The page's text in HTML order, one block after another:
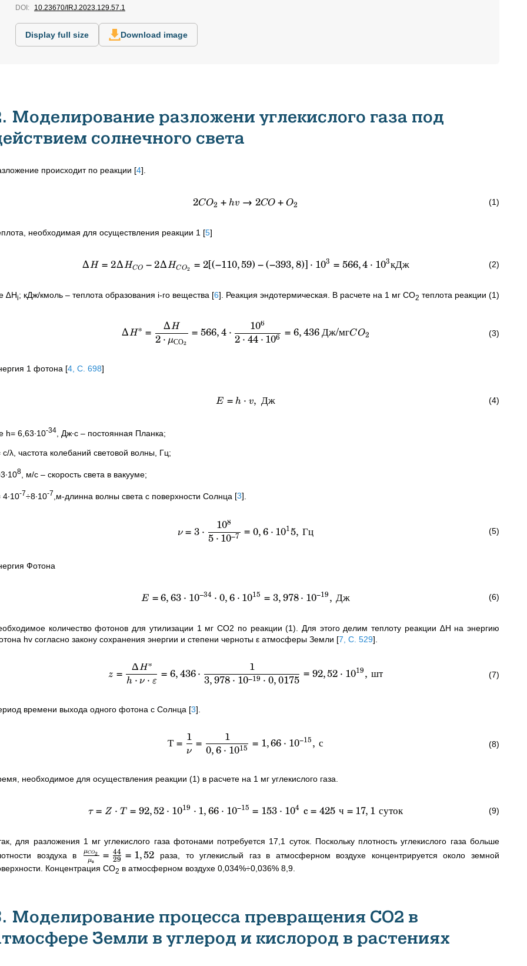
DOI: 10.23670/IRJ.2023.129.57.1
Display full size Download image
Моделирование разложени углекислого газа под
солнечного света
происходит по реакции [4].
2CO2 + hv → 2CO + O2 (1)
необходимая для осуществления реакции 1 [5]
∆H = 2∆HCO −2∆HCO2 = 2[(−110,59) −(−393,8)] ⋅ 103 = 566,4 ⋅ 103кДж (2)
∆Нi; кДж/кмоль – теплота образования i-го вещества [6]. Реакция эндотермическая. В расчете на 1 мг СО2 теплота реакции (1)
∆H∗ = 2⋅ μСО2
∆H = 566,4 ⋅ 2⋅44⋅106
106
= 6,436Дж/мгCO2 (3)
1 фотона [4, C. 698]
E = h ⋅ v, Дж (4)
h= 6,63∙10-34 , Дж∙с – постоянная Планка;
с/λ, частота колебаний световой волны, Гц;
8 , м/с – скорость света в вакууме;
4∙10-7÷8∙10-7 ,м-длинна волны света с поверхности Солнца [3]
ν = 3 ⋅ 5 ⋅ 10−7
108
= 0,6 ⋅ 1015,Гц (5)
Фотона
E =6,63 ⋅ 10−34 ⋅ 0,6 ⋅ 1015 = 3,978⋅ 10−19,Дж (6)
количество фотонов для утилизации 1 мг СО2 по реакции (1). Для этого делим теплоту реакции ∆Н на энергию
hv согласно закону сохранения энергии и степени черноты ε атмосферы Земли [7, C. 529]
z =
h ⋅ ν ⋅ ε
∆H∗
= 6,436⋅ 3,978 ⋅ 10−19 ⋅ 0,0175
1 = 92,52 ⋅ 1019, шт (7)
времени выхода одного фотона с Солнца [3]
Т=
ν
1 = 0,6 ⋅ 1015
1 = 1,66 ⋅ 10−15, с (8)
необходимое для осуществления реакции (1) в расчете на 1 мг углекислого газа.
τ = Z ⋅ T = 92,52 ⋅ 1019 ⋅ 1,66 ⋅ 10−15 = 153 ⋅ 104 c = 425 ч = 17, 1 суток (9)
для разложения 1 мг углекислого газа фотонами потребуется 17,1 суток. Поскольку плотность углекислого газа больше
воздуха в
μв
μCO2 = 29
44 = 1,52
раза, то углекислый газ в атмосферном воздухе концентрируется около земной
Концентрация СО2 в атмосферном воздухе 0,034%÷0,036% 8,9.
Моделирование процесса превращения СО2 в
Земли в углерод и кислород в растениях